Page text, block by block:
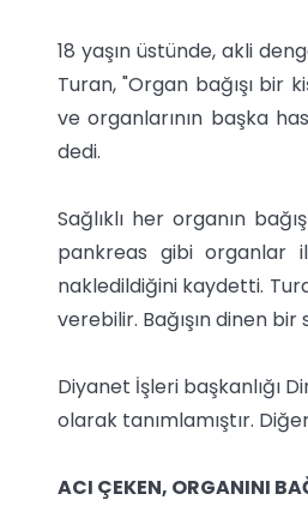
18 yaşın üstünde, akli
Turan, "Organ bağışı bir
ve organlarının başka
dedi.
Sağlıklı her organın
pankreas gibi organlar
nakledildiğini kaydetti.
verebilir. Bağışın dinen bir
Diyanet İşleri başkanlığı
olarak tanımlamıştır.
ACI ÇEKEN, ORGANINI